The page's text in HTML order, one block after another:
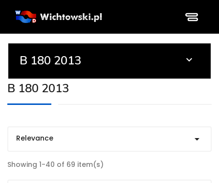
B 180 2013 
B 180 2013
Relevance 
Showing 1-40 of 69 item(s)